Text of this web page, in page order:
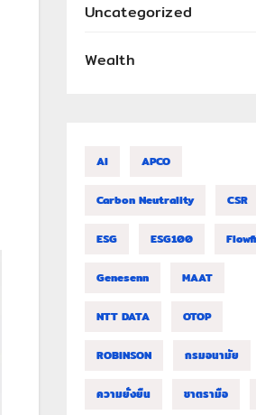
Uncategorized
Wealth
AI APCO
Carbon Neutrality CSR
ESG ESG100
Genesenn MAAT
NTT DATA OTOP
ROBINSON กรมอนามัย
ความยั่งยืน ชาตรามือ